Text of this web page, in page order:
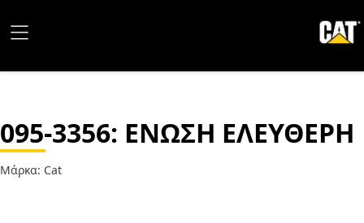
095-3356: ΕΝΩΣΗ ΕΛΕΥΘΕΡΗ
Μάρκα: Cat